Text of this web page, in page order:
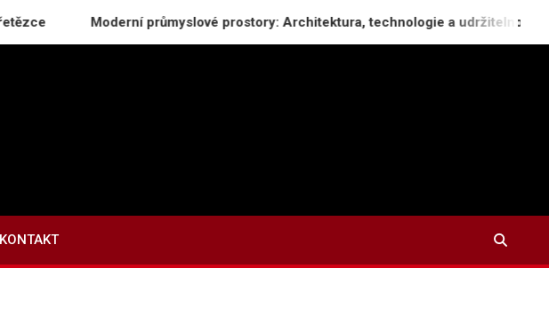
Moderní průmyslové prostory: Architektura, technologie a udržitelnost
KONTAKT